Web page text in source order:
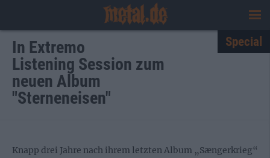
In Extremo
Listening Session zum
neuen Album
"Sterneneisen"
Special
Knapp drei Jahre nach ihrem letzten Album „Sængerkrieg“